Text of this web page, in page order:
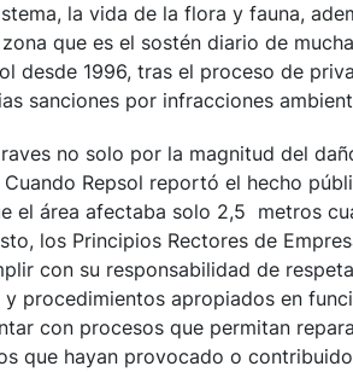
la vida de la flora y fauna,
que es el sostén diario de
desde 1996, tras el proceso de
sanciones por infracciones
no solo por la magnitud del
Repsol reportó el hecho
el área afectaba solo 2,5 metros
los Principios Rectores de
con su responsabilidad de
procedimientos apropiados en
con procesos que permitan
que hayan provocado o